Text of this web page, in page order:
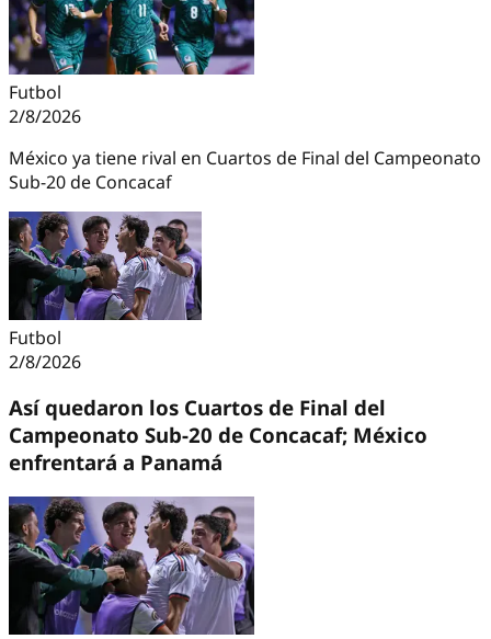
Futbol
2/8/2026
México ya tiene rival en Cuartos de Final del Campeonato
Sub-20 de Concacaf
Futbol
2/8/2026
Así quedaron los Cuartos de Final del
Campeonato Sub-20 de Concacaf; México
enfrentará a Panamá